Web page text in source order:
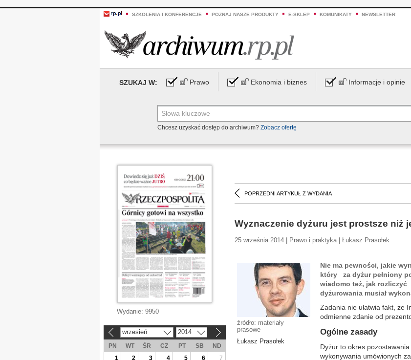
SZKOLENIA I KONFERENCJE POZNAJ NASZE PRODUKTY E-SKLEP KOMUNIKATY NEWSLETTER
SZUKAJ W: Prawo Ekonomia i biznes Informacje i opinie
Chcesz uzyskać dostęp do archiwum? Zobacz ofertę
POPRZEDNI ARTYKUŁ Z WYDANIA
Wyznaczenie dyżuru jest prostsze niż
25 września 2014 | Prawo i praktyka | Łukasz Prasołek
źródło: materiały
prasowe
Łukasz Prasołek
Nie ma pewności, jakie
który za dyżur pełniony
wiadomo też, jak
dyżurowania musiał
Zadania nie ułatwia fakt, że
odmienne zdanie od
Ogólne zasady
Dyżur to okres
wykonywania umówionych
Wydanie: 9950
wrzesień 2014
PN WT ŚR CZ PT SB
ND
1
2 3 4 5 6
7